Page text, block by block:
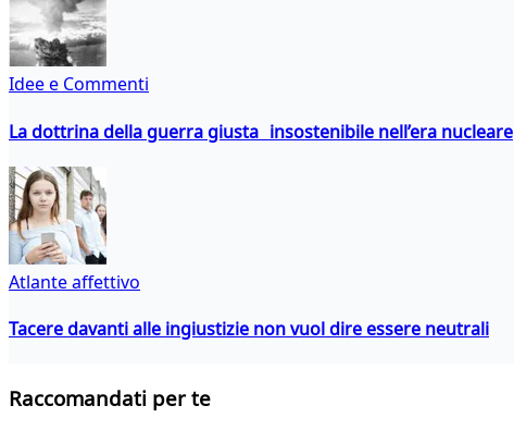
Idee e Commenti
La dottrina della guerra giusta insostenibile nell’era nucleare
Atlante affettivo
Tacere davanti alle ingiustizie non vuol dire essere neutrali
Raccomandati per te